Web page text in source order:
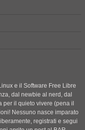
e il Software Free Libre
dal newbie al nerd, dal
il quieto vivere (pena il
Nessuno nasce imparato
registrati e segui